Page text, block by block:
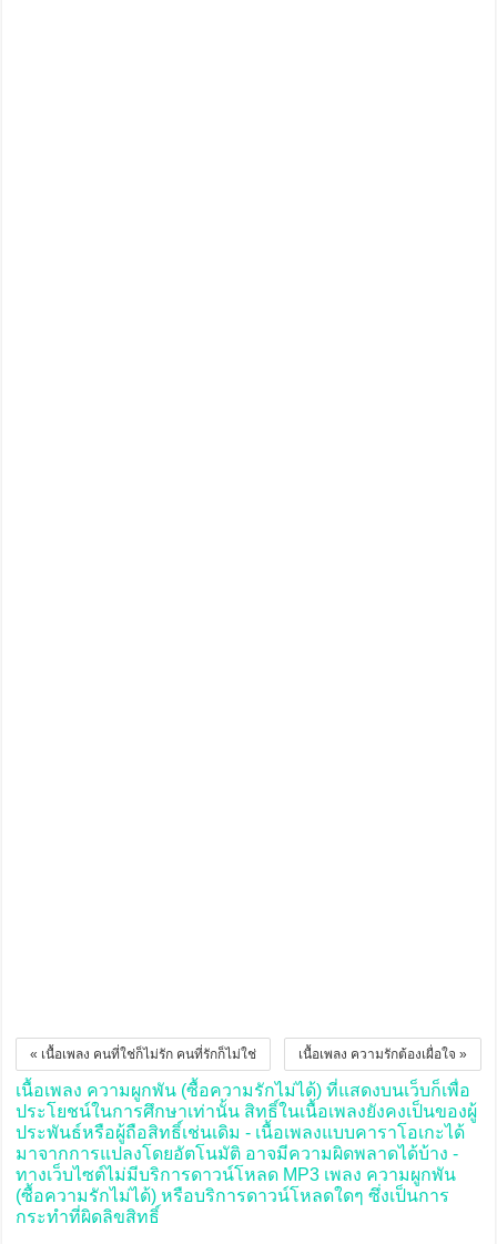
เนื้อเพลง ความรักต้องเผื่อใจ »
« เนื้อเพลง คนที่ใช่ก็ไม่รัก คนที่รักก็ไม่ใช่
เนื้อเพลง ความผูกพัน (ซื้อความรักไม่ได้) ที่แสดงบนเว็บก็เพื่อ
ประโยชน์ในการศึกษาเท่านั้น สิทธิ์ในเนื้อเพลงยังคงเป็นของผู้
ประพันธ์หรือผู้ถือสิทธิ์เช่นเดิม - เนื้อเพลงแบบคาราโอเกะได้
มาจากการแปลงโดยอัตโนมัติ อาจมีความผิดพลาดได้บ้าง -
ทางเว็บไซต์ไม่มีบริการดาวน์โหลด MP3 เพลง ความผูกพัน
(ซื้อความรักไม่ได้) หรือบริการดาวน์โหลดใดๆ ซึ่งเป็นการ
กระทำที่ผิดลิขสิทธิ์